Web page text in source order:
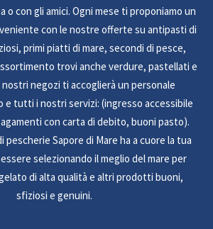
o con gli amici. Ogni mese ti proponiamo un
con le nostre offerte su antipasti di
primi piatti di mare, secondi di pesce,
trovi anche verdure, pastellati e
negozi ti accoglierà un personale
tutti i nostri servizi: (ingresso accessibile
con carta di debito, buoni pasto).
pescherie Sapore di Mare ha a cuore la tua
selezionando il meglio del mare per
di alta qualità e altri prodotti buoni,
sfiziosi e genuini.